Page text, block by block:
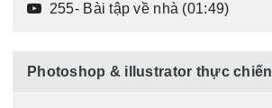
255- Bài tập về nhà (01:49)
Photoshop & illustrator thực chiến